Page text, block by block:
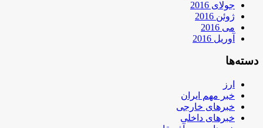
جولای 2016
ژوئن 2016
می 2016
آوریل 2016
دسته‌ها
ارز
خبر مهم ایران
خبرهای خارجی
خبرهای داخلی